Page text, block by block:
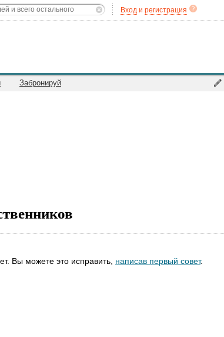
Вход и регистрация
Забронируй
Вы можете это исправить, написав первый совет.